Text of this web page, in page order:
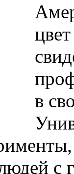
в
с